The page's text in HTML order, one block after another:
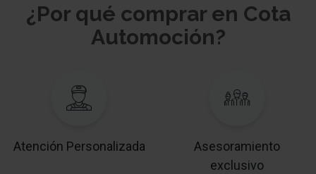
¿Por qué comprar en Cota
Automoción?
Atención Personalizada
Asesoramiento
exclusivo